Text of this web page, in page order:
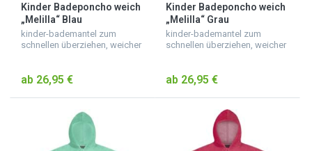
Kinder Badeponcho weich
„Melilla“ Blau
kinder-bademantel zum
schnellen überziehen, weicher
kuscheliger kinderbademantel
ab 26,95 €
Kinder Badeponcho weich
„Melilla“ Grau
kinder-bademantel zum
schnellen überziehen, weicher
kuscheliger kinderbademantel
ab 26,95 €